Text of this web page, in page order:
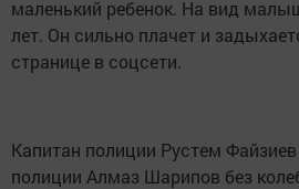
маленький ребенок. На вид
лет. Он сильно плачет и
странице в соцсети.
Капитан полиции Рустем
полиции Алмаз Шарипов без